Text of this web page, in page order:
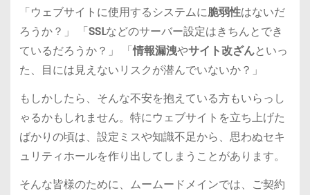
「ウェブサイトに使用するシステムに脆弱性はないだ
ろうか？」 「SSLなどのサーバー設定はきちんとでき
ているだろうか？」 「情報漏洩やサイト改ざんといっ
た、目には見えないリスクが潜んでいないか？」
もしかしたら、そんな不安を抱えている方もいらっし
ゃるかもしれません。特にウェブサイトを立ち上げた
ばかりの頃は、設定ミスや知識不足から、思わぬセキ
ュリティホールを作り出してしまうことがあります。
そんな皆様のために、ムームードメインでは、ご契約